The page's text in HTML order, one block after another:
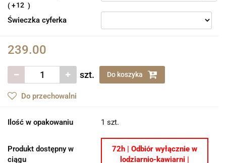
12
Świeczka cyferka
239.00
szt. Do koszyka
Do przechowalni
Ilość w opakowaniu 1 szt.
Produkt dostępny w
ciągu
72h | Odbiór wyłącznie w
lodziarnio-kawiarni |